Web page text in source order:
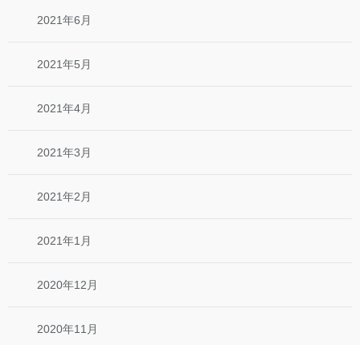
2021年6月
2021年5月
2021年4月
2021年3月
2021年2月
2021年1月
2020年12月
2020年11月